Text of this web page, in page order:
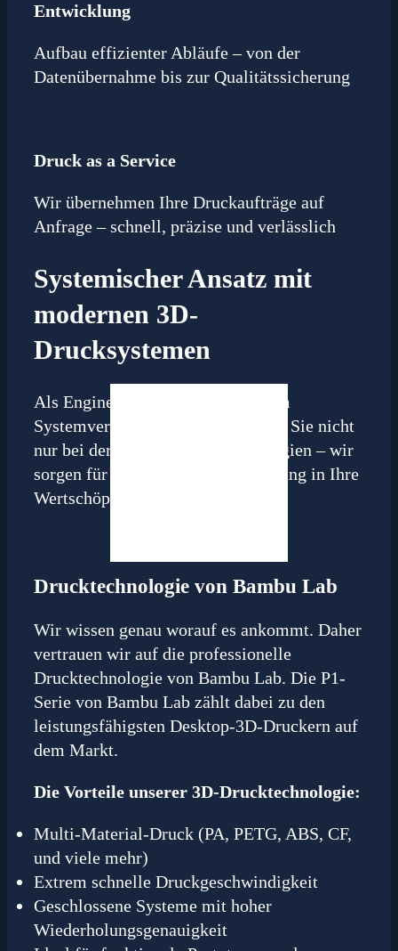
Entwicklung
Aufbau effizienter Abläufe – von der
Datenübernahme bis zur Qualitätssicherung
Druck as a Service
Wir übernehmen Ihre Druckaufträge auf
Anfrage – schnell, präzise und verlässlich
Systemischer Ansatz mit
modernen 3D-
Drucksystemen
Als Engineering-Partner mit tiefem
Systemverständnis unterstützt IBK Sie nicht
nur bei der Auswahl von Technologien – wir
sorgen für deren sinnvolle Einbettung in Ihre
Wertschöpfung.
Drucktechnologie von Bambu Lab
Wir wissen genau worauf es ankommt. Daher
vertrauen wir auf die professionelle
Drucktechnologie von Bambu Lab. Die P1-
Serie von Bambu Lab zählt dabei zu den
leistungsfähigsten Desktop-3D-Druckern auf
dem Markt.
Die Vorteile unserer 3D-Drucktechnologie:
Multi-Material-Druck (PA, PETG, ABS, CF,
und viele mehr)
Extrem schnelle Druckgeschwindigkeit
Geschlossene Systeme mit hoher
Wiederholungsgenauigkeit